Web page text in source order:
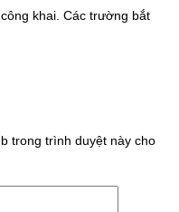
khai. Các trường bắt
trong trình duyệt này cho